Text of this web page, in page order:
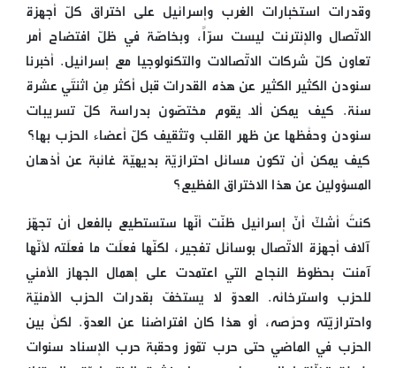
وقدرات استخبارات الغرب وإسرائيل على اختراق كلّ أجهزة
الاتّصال والإنترنت ليست سرّاً، وبخاصّة في ظلّ افتضاح أمر
تعاون كلّ شركات الاتّصالات والتكنولوجيا مع إسرائيل. أخبرنا
سنودن الكثير الكثير عن هذه القدرات قبل أكثر مِن اثنتَي عشرة
سنة. كيف يمكن ألّا يقوم مختصّون بدراسة كلّ تسريبات
سنودن وحفْظها عن ظهر القلب وتثقيف كلّ أعضاء الحزب بها؟
كيف يمكن أن تكون مسائل احترازيّة بديهيّة غائبة عن أذهان
المسؤولين عن هذا الاختراق الفظيع؟
كنتُ أشكّ أنّ إسرائيل ظنّت أنّها ستستطيع بالفعل أن تجهّز
آلاف أجهزة الاتّصال بوسائل تفجير، لكنّها فعلَت ما فعلَته لأنّها
آمنت بحظوظ النجاح التي اعتمدت على إهمال الجهاز الأمني
للحزب واسترخائه. العدوّ لا يستخفّ بقدرات الحزب الأمنيّة
واحترازيّته وحرْصه، أو هذا كان افتراضنا عن العدوّ. لكنْ بين
الحزب في الماضي حتى حرب تمّوز وحقبة حرب الإسناد سنوات